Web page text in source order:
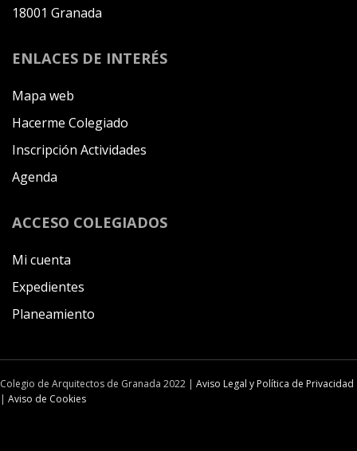
18001 Granada
ENLACES DE INTERÉS
Mapa web
Hacerme Colegiado
Inscripción Actividades
Agenda
ACCESO COLEGIADOS
Mi cuenta
Expedientes
Planeamiento
Colegio de Arquitectos de Granada 2022 | Aviso Legal y Política de Privacidad
| Aviso de Cookies